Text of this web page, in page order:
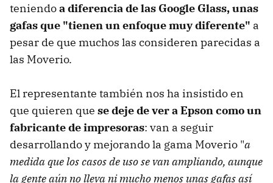
teniendoa diferencia de las Google Glass, unas
gafas que "tienen un enfoque muy diferente" a
pesar de que muchos las consideren parecidas a
las Moverio.
El representante también nos ha insistido en
que quieren que se deje de ver a Epson como un
fabricante de impresoras: van a seguir
desarrollando y mejorando la gama Moverio "a
medida que los casos de uso se van ampliando, aunque
la gente aún no lleva ni mucho menos unas gafas así